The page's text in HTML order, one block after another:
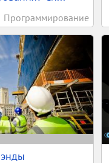
Программирование